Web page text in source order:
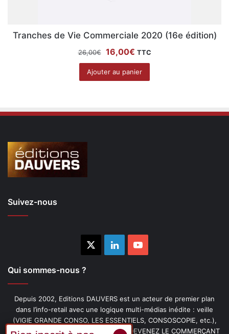
Tranches de Vie Commerciale 2020 (16e édition)
26,00€ Le
prix
initial
était :
16,00€Le
prix
actuel
est :
TTC
Ajouter au panier
Suivez-nous
LinkedinYouTube
Qui sommes-nous ?
Depuis 2002, Editions DAUVERS est un acteur de premier plan
dans l’info-retail avec une logique multi-médias inédite : veille
(VIGIE GRANDE CONSO, LES ESSENTIELS, CONSOSCOPIE, etc.),
livres (PENSER-CLIENT, IMAGE-PRIX, DEVENEZ LE COMMERÇANT